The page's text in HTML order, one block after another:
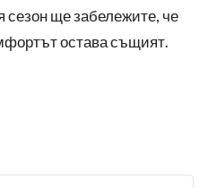
сезон ще забележите, че
остава същият.